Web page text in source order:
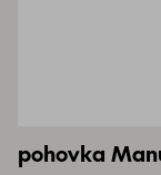
pohovka